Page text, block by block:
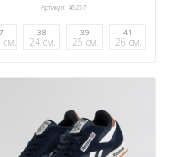
Артикул: 46257
см.
38
24 см.
39
25 см.
41
26 см.